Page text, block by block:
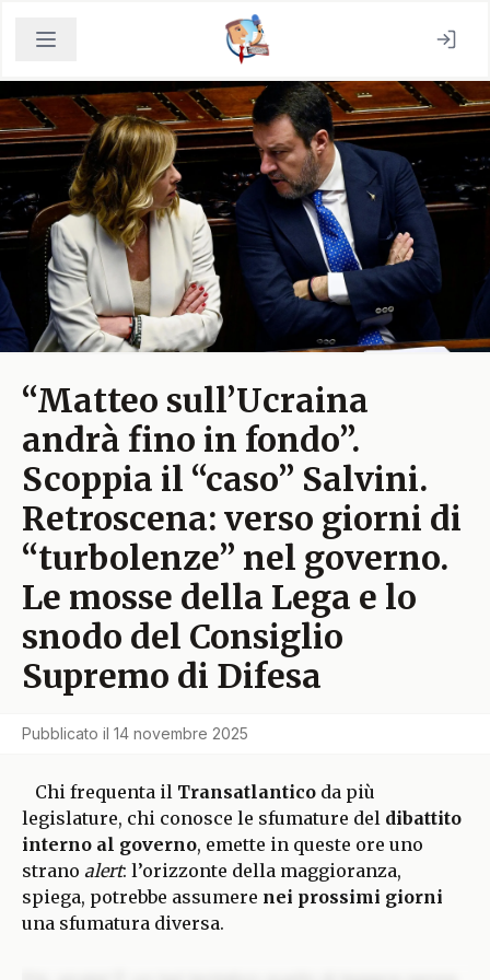
“Matteo sull’Ucraina
andrà fino in fondo”.
Scoppia il “caso” Salvini.
Retroscena: verso giorni di
“turbolenze” nel governo.
Le mosse della Lega e lo
snodo del Consiglio
Supremo di Difesa
Pubblicato il 14 novembre 2025
Chi frequenta il Transatlantico da più
legislature, chi conosce le sfumature del dibattito
interno al governo, emette in queste ore uno
strano alert: l’orizzonte della maggioranza,
spiega, potrebbe assumere nei prossimi giorni
una sfumatura diversa.